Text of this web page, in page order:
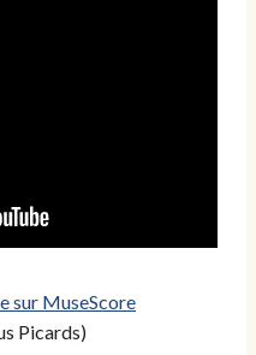
sur MuseScore
Picards)